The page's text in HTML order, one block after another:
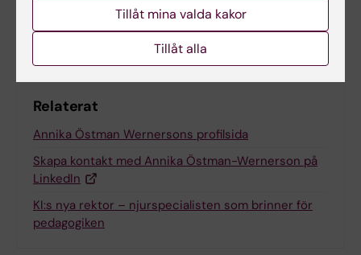
Relaterat
Annika Östman Wernersons profilsida
Skapa kontakt med Annika Östman-Wernerson på
LinkedIn
KI:s nya rektor – njurspecialisten som brinner för
pedagogiken
Tillåt mina valda kakor
Tillåt alla